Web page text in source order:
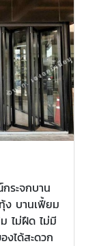
ระจกบาน
ง บานเฟี้ยม
ไม่ฝืด ไม่มี
งได้สะดวก